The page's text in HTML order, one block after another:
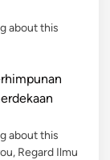
about this
about this
Regard Ilmu